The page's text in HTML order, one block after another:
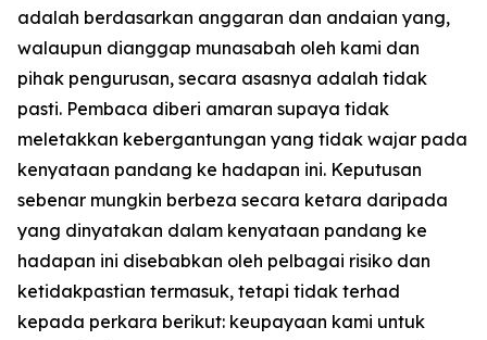
adalah berdasarkan anggaran dan andaian yang,
walaupun dianggap munasabah oleh kami dan
pihak pengurusan, secara asasnya adalah tidak
pasti. Pembaca diberi amaran supaya tidak
meletakkan kebergantungan yang tidak wajar pada
kenyataan pandang ke hadapan ini. Keputusan
sebenar mungkin berbeza secara ketara daripada
yang dinyatakan dalam kenyataan pandang ke
hadapan ini disebabkan oleh pelbagai risiko dan
ketidakpastian termasuk, tetapi tidak terhad
kepada perkara berikut: keupayaan kami untuk